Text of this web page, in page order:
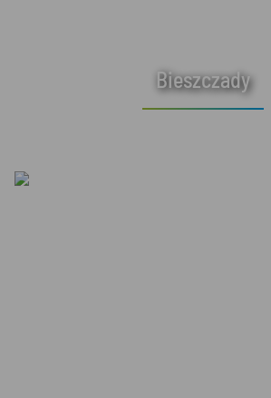
Bieszczady